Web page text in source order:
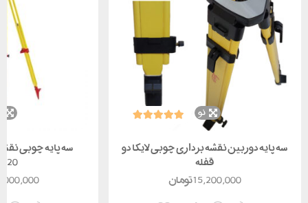
نو
سه پایه دوربین نقشه برداری چوبی لایکا دو
قفله
تومان15,200,000
سه پایه چوبی